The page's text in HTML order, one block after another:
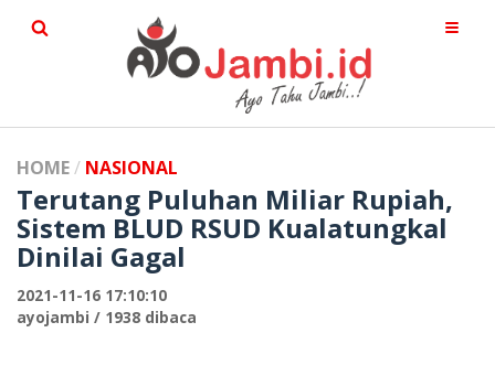
HOME NASIONAL
Terutang Puluhan Miliar Rupiah,
Sistem BLUD RSUD Kualatungkal
Dinilai Gagal
2021-11-16 17:10:10
ayojambi / 1938 dibaca